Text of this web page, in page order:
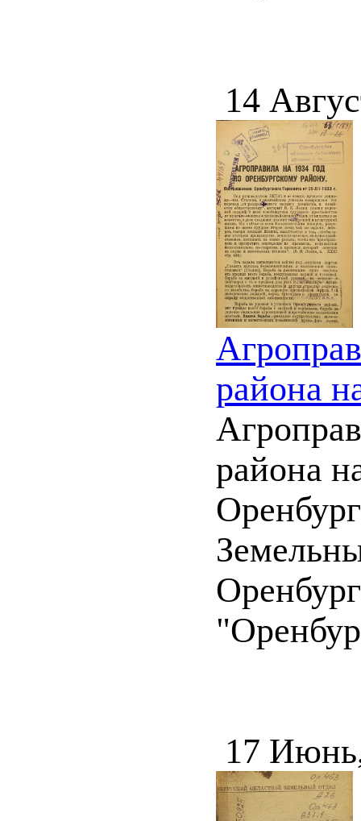
14
района
района
17